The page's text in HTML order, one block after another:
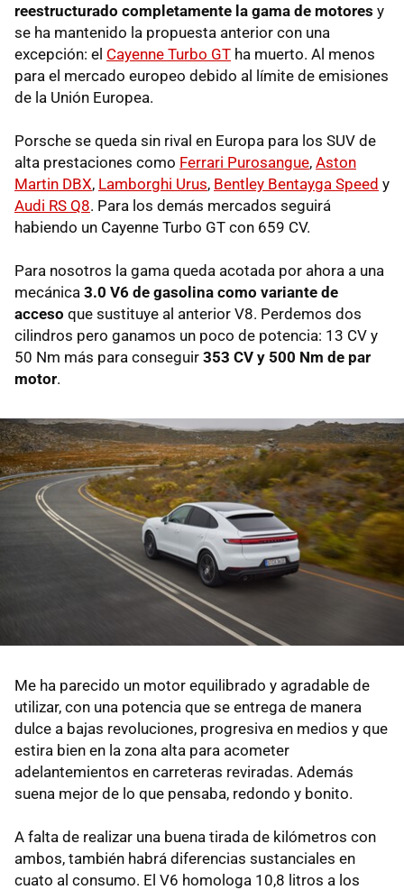
reestructurado completamente la gama de motores y
se ha mantenido la propuesta anterior con una
excepción: el Cayenne Turbo GT ha muerto. Al menos
para el mercado europeo debido al límite de emisiones
de la Unión Europea.
Porsche se queda sin rival en Europa para los SUV de
alta prestaciones como Ferrari Purosangue, Aston
Martin DBX, Lamborghi Urus, Bentley Bentayga Speed y
Audi RS Q8. Para los demás mercados seguirá
habiendo un Cayenne Turbo GT con 659 CV.
Para nosotros la gama queda acotada por ahora a una
mecánica 3.0 V6 de gasolina como variante de
acceso que sustituye al anterior V8. Perdemos dos
cilindros pero ganamos un poco de potencia: 13 CV y
50 Nm más para conseguir 353 CV y 500 Nm de par
motor.
Me ha parecido un motor equilibrado y agradable de
utilizar, con una potencia que se entrega de manera
dulce a bajas revoluciones, progresiva en medios y que
estira bien en la zona alta para acometer
adelantemientos en carreteras reviradas. Además
suena mejor de lo que pensaba, redondo y bonito.
A falta de realizar una buena tirada de kilómetros con
ambos, también habrá diferencias sustanciales en
cuato al consumo. El V6 homologa 10,8 litros a los